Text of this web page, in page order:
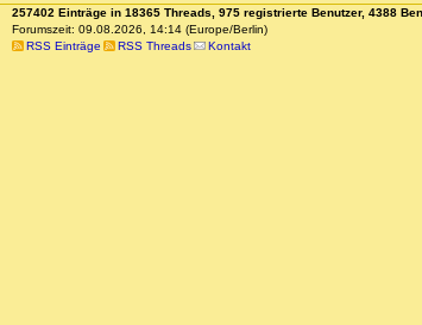
257402 Einträge in 18365 Threads, 975 registrierte Benutzer, 4388
Forumszeit: 09.08.2026, 14:14 (Europe/Berlin)
RSS Einträge
RSS Threads Kontakt